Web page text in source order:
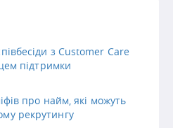
з Customer Care
підтримки
про найм, які можуть
рекрутингу